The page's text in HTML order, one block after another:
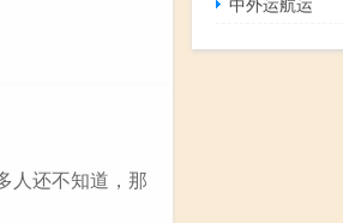
人还不知道，那